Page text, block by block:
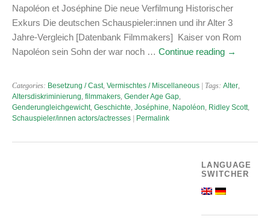
Napoléon et Joséphine Die neue Verfilmung Historischer
Exkurs Die deutschen Schauspieler:innen und ihr Alter 3
Jahre-Vergleich [Datenbank Filmmakers] Kaiser von Rom
Napoléon sein Sohn der war noch … Continue reading →
Categories: Besetzung / Cast, Vermischtes / Miscellaneous | Tags: Alter,
Altersdiskriminierung, filmmakers, Gender Age Gap,
Genderungleichgewicht, Geschichte, Joséphine, Napoléon, Ridley Scott,
Schauspieler/innen actors/actresses
Permalink
LANGUAGE
SWITCHER